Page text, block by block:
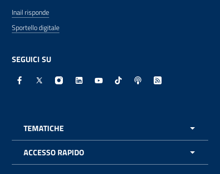
Inail risponde
Sportello digitale
SEGUICI SU
Facebook - Sito esterno - Apertura in nuova finestra
X - Sito esterno - Apertura in nuova finestra
Instagram - Sito esterno - Apertura in
Linkedin - Sito esterno - Apertura in
Youtube - Sito esterno -
TikTok - Sito esterno -
Spreaker - Sito
Feed RSS -
TEMATICHE
ACCESSO RAPIDO